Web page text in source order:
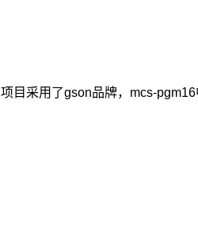
项目采用了gson品牌，mcs-